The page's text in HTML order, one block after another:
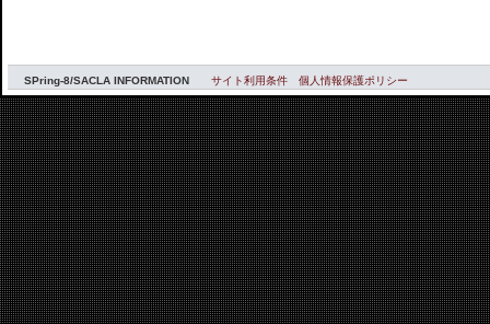
SPring-8/SACLA INFORMATION サイト利用条件 個人情報保護ポリシー